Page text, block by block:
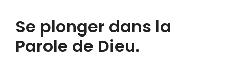
Se plonger dans la
Parole de Dieu.